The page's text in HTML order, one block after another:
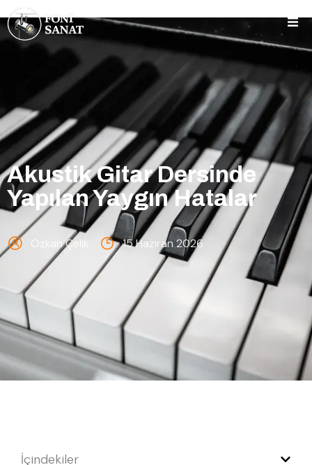
Akustik Gitar Dersinde
Yapılan Yaygın Hatalar
Özkan Çelik 15 Haziran 2026
İçindekiler